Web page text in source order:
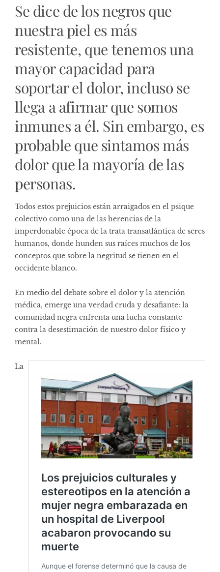
Se dice de los negros que
nuestra piel es más
resistente, que tenemos una
mayor capacidad para
soportar el dolor, incluso se
llega a afirmar que somos
inmunes a él. Sin embargo, es
probable que sintamos más
dolor que la mayoría de las
personas.
Todos estos prejuicios están arraigados en el psique
colectivo como una de las herencias de la
imperdonable época de la trata transatlántica de seres
humanos, donde hunden sus raíces muchos de los
conceptos que sobre la negritud se tienen en el
occidente blanco.
En medio del debate sobre el dolor y la atención
médica, emerge una verdad cruda y desafiante: la
comunidad negra enfrenta una lucha constante
contra la desestimación de nuestro dolor físico y
mental.
La